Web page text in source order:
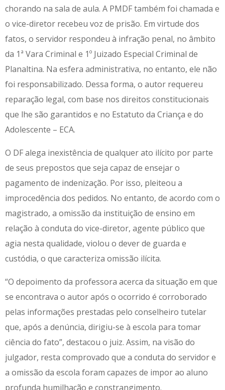
chorando na sala de aula. A PMDF também foi chamada e
o vice-diretor recebeu voz de prisão. Em virtude dos
fatos, o servidor respondeu à infração penal, no âmbito
da 1ª Vara Criminal e 1º Juizado Especial Criminal de
Planaltina. Na esfera administrativa, no entanto, ele não
foi responsabilizado. Dessa forma, o autor requereu
reparação legal, com base nos direitos constitucionais
que lhe são garantidos e no Estatuto da Criança e do
Adolescente – ECA.
O DF alega inexistência de qualquer ato ilícito por parte
de seus prepostos que seja capaz de ensejar o
pagamento de indenização. Por isso, pleiteou a
improcedência dos pedidos. No entanto, de acordo com o
magistrado, a omissão da instituição de ensino em
relação à conduta do vice-diretor, agente público que
agia nesta qualidade, violou o dever de guarda e
custódia, o que caracteriza omissão ilícita.
“O depoimento da professora acerca da situação em que
se encontrava o autor após o ocorrido é corroborado
pelas informações prestadas pelo conselheiro tutelar
que, após a denúncia, dirigiu-se à escola para tomar
ciência do fato”, destacou o juiz. Assim, na visão do
julgador, resta comprovado que a conduta do servidor e
a omissão da escola foram capazes de impor ao aluno
profunda humilhação e constrangimento.